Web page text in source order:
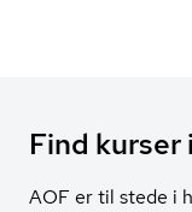
Find kurser
AOF er til stede i